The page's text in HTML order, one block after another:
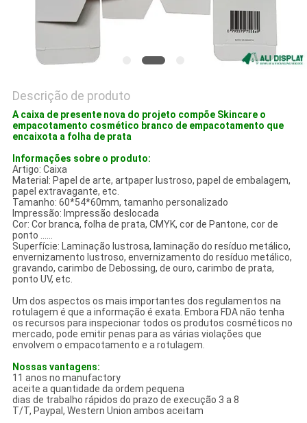
Descrição de produto
A caixa de presente nova do projeto compõe Skincare o
empacotamento cosmético branco de empacotamento que
encaixota a folha de prata
Informações sobre o produto:
Artigo: Caixa
Material: Papel de arte, artpaper lustroso, papel de embalagem,
papel extravagante, etc.
Tamanho: 60*54*60mm, tamanho personalizado
Impressão: Impressão deslocada
Cor: Cor branca, folha de prata, CMYK, cor de Pantone, cor de
ponto ......
Superfície: Laminação lustrosa, laminação do resíduo metálico,
envernizamento lustroso, envernizamento do resíduo metálico,
gravando, carimbo de Debossing, de ouro, carimbo de prata,
ponto UV, etc.
Um dos aspectos os mais importantes dos regulamentos na
rotulagem é que a informação é exata. Embora FDA não tenha
os recursos para inspecionar todos os produtos cosméticos no
mercado, pode emitir penas para as várias violações que
envolvem o empacotamento e a rotulagem.
Nossas vantagens:
11 anos no manufactory
aceite a quantidade da ordem pequena
dias de trabalho rápidos do prazo de execução 3 a 8
T/T, Paypal, Western Union ambos aceitam